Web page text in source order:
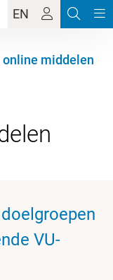
EN
online middelen
VU-